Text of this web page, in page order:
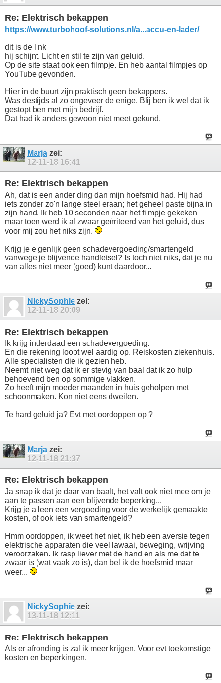
Re: Elektrisch bekappen
https://www.turbohoof-solutions.nl/a...accu-en-lader/
dit is de link
hij schijnt. Licht en stil te zijn van geluid.
Op de site staat ook een filmpje. En heb aantal filmpjes op
YouTube gevonden.
Hier in de buurt zijn praktisch geen bekappers.
Was destijds al zo ongeveer de enige. Blij ben ik wel dat ik
gestopt ben met mijn bedrijf.
Dat had ik anders gewoon niet meet gekund.
Marja zei:
12-11-18 16:41
Re: Elektrisch bekappen
Ah, dat is een ander ding dan mijn hoefsmid had. Hij had
iets zonder zo'n lange steel eraan; het geheel paste bijna in
zijn hand. Ik heb 10 seconden naar het filmpje gekeken
maar toen werd ik al zwaar geïrriteerd van het geluid, dus
voor mij zou het niks zijn.
Krijg je eigenlijk geen schadevergoeding/smartengeld
vanwege je blijvende handletsel? Is toch niet niks, dat je nu
van alles niet meer (goed) kunt daardoor...
NickySophie zei:
12-11-18 20:09
Re: Elektrisch bekappen
Ik krijg inderdaad een schadevergoeding.
En die rekening loopt wel aardig op. Reiskosten ziekenhuis.
Alle specialisten die ik gezien heb.
Neemt niet weg dat ik er stevig van baal dat ik zo hulp
behoevend ben op sommige vlakken.
Zo heeft mijn moeder maanden in huis geholpen met
schoonmaken. Kon niet eens dweilen.
Te hard geluid ja? Evt met oordoppen op ?
Marja zei:
12-11-18 21:37
Re: Elektrisch bekappen
Ja snap ik dat je daar van baalt, het valt ook niet mee om je
aan te passen aan een blijvende beperking...
Krijg je alleen een vergoeding voor de werkelijk gemaakte
kosten, of ook iets van smartengeld?
Hmm oordoppen, ik weet het niet, ik heb een aversie tegen
elektrische apparaten die veel lawaai, beweging, wrijving
veroorzaken. Ik rasp liever met de hand en als me dat te
zwaar is (wat vaak zo is), dan bel ik de hoefsmid maar
weer...
NickySophie zei:
13-11-18 12:11
Re: Elektrisch bekappen
Als er afronding is zal ik meer krijgen. Voor evt toekomstige
kosten en beperkingen.